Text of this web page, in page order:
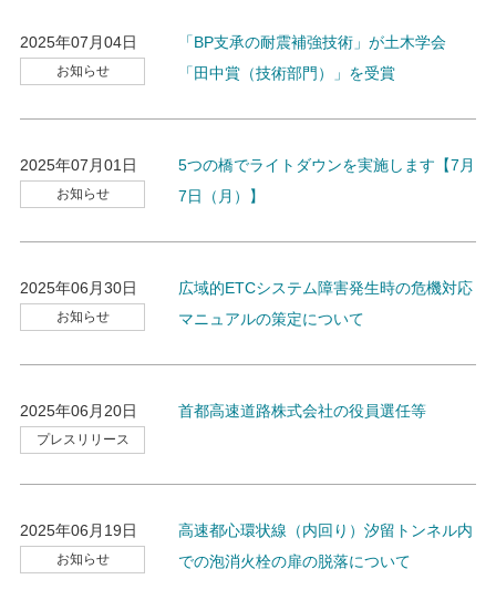
2025年07月04日
お知らせ
「BP支承の耐震補強技術」が土木学会
「田中賞（技術部門）」を受賞
2025年07月01日
お知らせ
5つの橋でライトダウンを実施します【7月
7日（月）】
2025年06月30日
お知らせ
広域的ETCシステム障害発生時の危機対応
マニュアルの策定について
2025年06月20日
プレスリリース
首都高速道路株式会社の役員選任等
2025年06月19日
お知らせ
高速都心環状線（内回り）汐留トンネル内
での泡消火栓の扉の脱落について